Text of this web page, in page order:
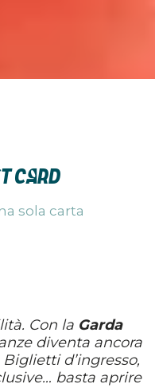
CARD
sola carta
Con la Garda
diventa ancora
d’ingresso,
basta aprire